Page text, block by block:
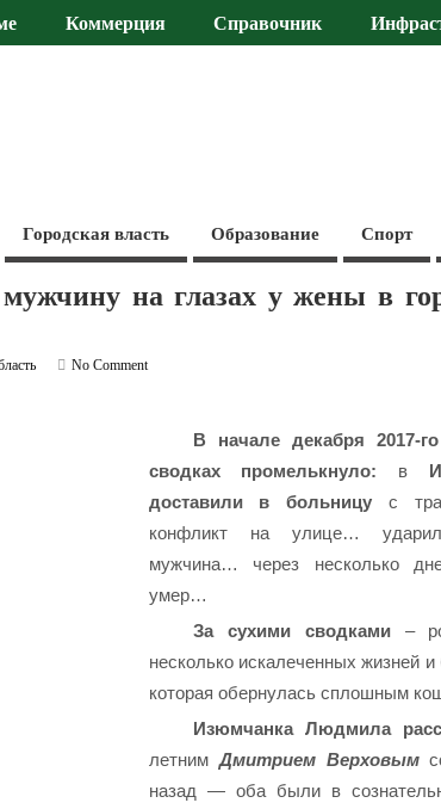
Коммерция Справочник
Городская власть Образование Спорт
на глазах у жены в
No Comment
В начале декабря 2017-
сводках промелькнуло: в
доставили в больницу с
конфликт на улице…
мужчина… через несколько
умер…
За сухими сводками–
несколько искалеченных жизней
которая обернулась сплошным
Изюмчанка Людмила
летнимДмитрием Верховым
назад — оба были в